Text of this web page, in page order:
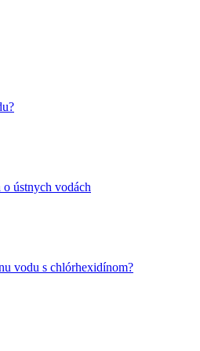
ústnych vodách
vodu s chlórhexidínom?